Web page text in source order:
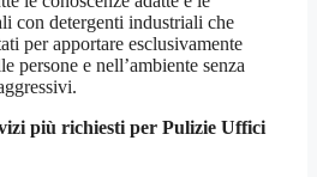
con detergenti industriali che
per apportare esclusivamente
persone e nell’ambiente senza
più richiesti per Pulizie Uffici